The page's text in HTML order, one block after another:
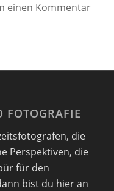
einen Kommentar
FOTOGRAFIE
die
Perspektiven, die
für den
bist du hier an